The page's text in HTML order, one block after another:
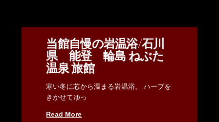
当館自慢の岩温浴/石川
県 能登 輪島 ねぶた
温泉 旅館
寒い冬に芯から温まる岩温浴。 ハーブを
きかせてゆっ
Read More